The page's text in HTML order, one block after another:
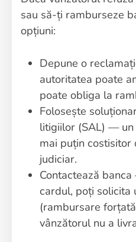
sau să-ți ramburseze
opțiuni:
Depune o
autoritatea poate
poate obliga la
Folosește
litigiilor (SAL) —
mai puțin costisitor
judiciar.
Contactează
cardul, poți solicita
(rambursare
vânzătorul nu a